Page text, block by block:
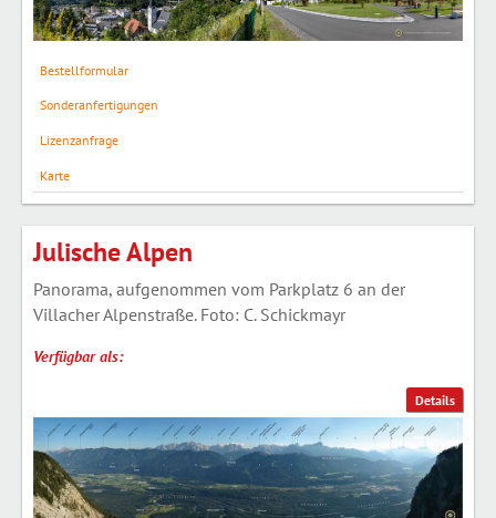
Bestellformular
Sonderanfertigungen
Lizenzanfrage
Karte
Details
Julische Alpen
Panorama, aufgenommen vom Parkplatz 6 an der
Villacher Alpenstraße. Foto: C. Schickmayr
Verfügbar als: